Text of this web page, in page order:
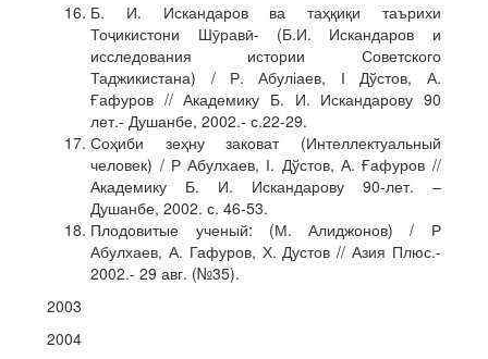
Б. И. Искандаров ва таҳқиқи таърихи
Тоҷикистони Шӯравӣ- (Б.И. Искандаров и
исследования истории Советского
Таджикистана) / Р. Абуліаев, І Дўстов, А.
Ғафуров // Академику Б. И. Искандарову 90
лет.- Душанбе, 2002.- с.22-29.
Соҳиби зеҳну заковат (Интеллектуальный
человек) / Р Абулхаев, І. Дўстов, А. Ғафуров //
Академику Б. И. Искандарову 90-лет. –
Душанбе, 2002. с. 46-53.
Плодовитые ученый: (М. Алиджонов) / Р
Абулхаев, А. Гафуров, Х. Дустов // Азия Плюс.-
2002.- 29 авг. (№35).
2003
2004